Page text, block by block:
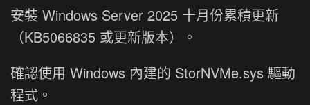
安裝 Windows Server 2025 十月份累積更新
（KB5066835 或更新版本）。
確認使用 Windows 內建的 StorNVMe.sys 驅動
程式。